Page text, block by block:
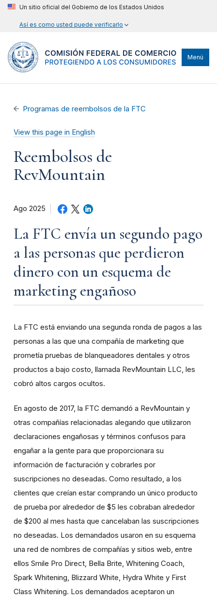
Un sitio oficial del Gobierno de los Estados Unidos
Así es como usted puede verificarlo
Menú
Programas de reembolsos de la FTC
View this page in English
Reembolsos de
RevMountain
Ago 2025
La FTC envía un segundo pago
a las personas que perdieron
dinero con un esquema de
marketing engañoso
La FTC está enviando una segunda ronda de pagos a las
personas a las que una compañía de marketing que
prometía pruebas de blanqueadores dentales y otros
productos a bajo costo, llamada RevMountain LLC, les
cobró altos cargos ocultos.
En agosto de 2017, la FTC demandó a RevMountain y
otras compañías relacionadas alegando que utilizaron
declaraciones engañosas y términos confusos para
engañar a la gente para que proporcionara su
información de facturación y cobrarles por
suscripciones no deseadas. Como resultado, a los
clientes que creían estar comprando un único producto
de prueba por alrededor de $5 les cobraban alrededor
de $200 al mes hasta que cancelaban las suscripciones
no deseadas. Los demandados usaron en su esquema
una red de nombres de compañías y sitios web, entre
ellos Smile Pro Direct, Bella Brite, Whitening Coach,
Spark Whitening, Blizzard White, Hydra White y First
Class Whitening. Los demandados aceptaron un